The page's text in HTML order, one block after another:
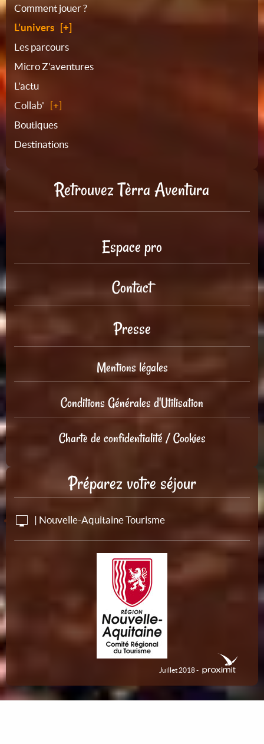
Plan
du
site
Comment jouer ?
L’univers
Les parcours
Micro Z'aventures
L'actu
Collab'
Boutiques
Destinations
Retrouvez Tèrra Aventura
Espace pro
Contact
Presse
Mentions légales
Conditions Générales d'Utilisation
Charte de confidentialité / Cookies
Préparez votre séjour
| Nouvelle-Aquitaine Tourisme
Juillet 2018 -